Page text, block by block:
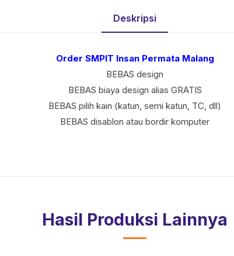
Deskripsi
Order SMPIT Insan Permata Malang
BEBAS design
BEBAS biaya design alias GRATIS
BEBAS pilih kain (katun, semi katun, TC, dll)
BEBAS disablon atau bordir komputer
Hasil Produksi Lainnya